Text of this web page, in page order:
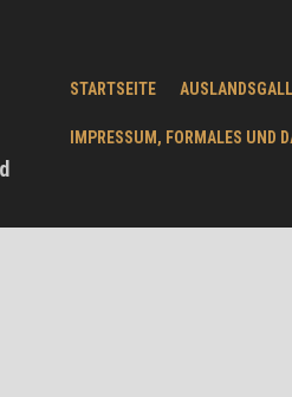
STARTSEITE
IMPRESSUM, FORMALES UND